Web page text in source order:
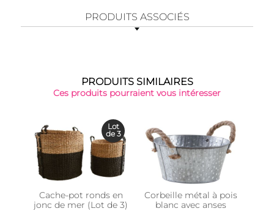
PRODUITS ASSOCIÉS
PRODUITS SIMILAIRES
Ces produits pourraient vous intéresser
Cache-pot ronds en
jonc de mer (Lot de 3)
Lot
de 3
Corbeille métal à pois
blanc avec anses